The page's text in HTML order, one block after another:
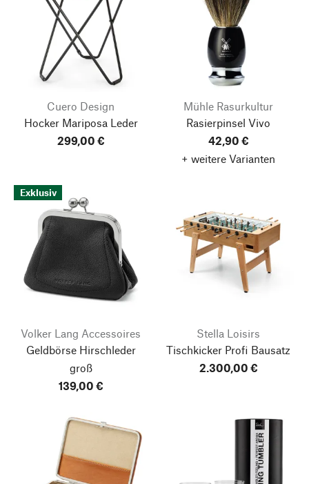
Cuero Design
Hocker Mariposa Leder
299,00 €
Mühle Rasurkultur
Rasierpinsel Vivo
42,90 €
+ weitere Varianten
Exklusiv
Volker Lang Accessoires
Geldbörse Hirschleder
groß
139,00 €
Stella Loisirs
Tischkicker Profi Bausatz
2.300,00 €